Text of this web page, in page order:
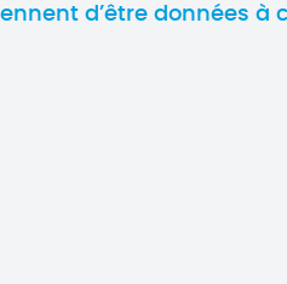
d’être données à